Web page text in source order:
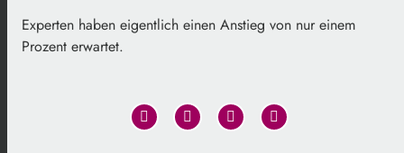
Experten haben eigentlich einen Anstieg von nur einem
Prozent erwartet.